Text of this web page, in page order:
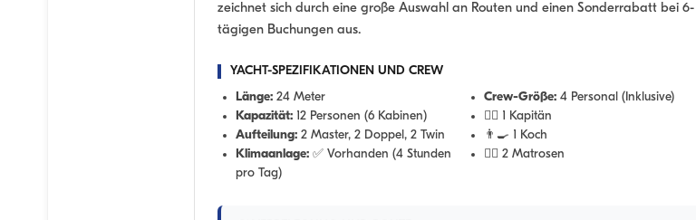
zeichnet sich durch eine große Auswahl an Routen und einen Sonderrabatt bei 6-
tägigen Buchungen aus.
YACHT-SPEZIFIKATIONEN UND CREW
Länge: 24 Meter
Kapazität: 12 Personen (6 Kabinen)
Aufteilung: 2 Master, 2 Doppel, 2 Twin
Klimaanlage: ✅ Vorhanden (4 Stunden
pro Tag)
Crew-Größe: 4 Personal (Inklusive)
👨‍✈️ 1 Kapitän
👨‍🍳 1 Koch
🧑‍✈️ 2 Matrosen